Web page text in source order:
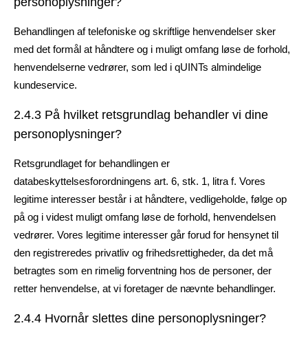
Behandlingen af telefoniske og skriftlige henvendelser sker
med det formål at håndtere og i muligt omfang løse de forhold,
henvendelserne vedrører, som led i qUINTs almindelige
kundeservice.
2.4.3 På hvilket retsgrundlag behandler vi dine
personoplysninger?
Retsgrundlaget for behandlingen er
databeskyttelsesforordningens art. 6, stk. 1, litra f. Vores
legitime interesser består i at håndtere, vedligeholde, følge op
på og i videst muligt omfang løse de forhold, henvendelsen
vedrører. Vores legitime interesser går forud for hensynet til
den registreredes privatliv og frihedsrettigheder, da det må
betragtes som en rimelig forventning hos de personer, der
retter henvendelse, at vi foretager de nævnte behandlinger.
2.4.4 Hvornår slettes dine personoplysninger?